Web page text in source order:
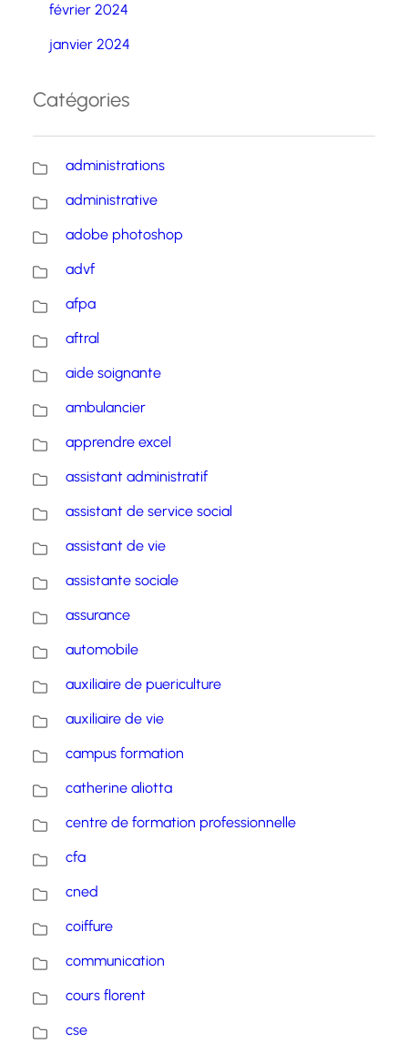
février 2024
janvier 2024
Catégories
administrations
administrative
adobe photoshop
advf
afpa
aftral
aide soignante
ambulancier
apprendre excel
assistant administratif
assistant de service social
assistant de vie
assistante sociale
assurance
automobile
auxiliaire de puericulture
auxiliaire de vie
campus formation
catherine aliotta
centre de formation professionnelle
cfa
cned
coiffure
communication
cours florent
cse